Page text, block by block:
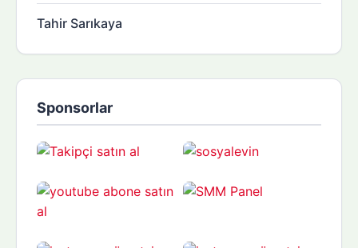
Tahir Sarıkaya
Sponsorlar